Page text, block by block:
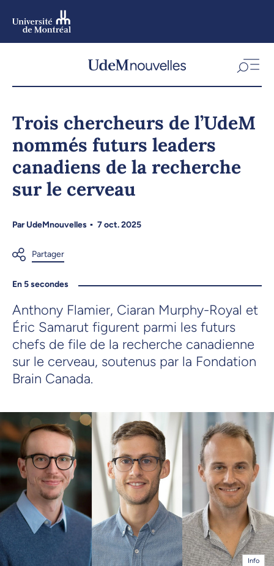
Trois chercheurs de l’UdeM
nommés futurs leaders
canadiens de la recherche
sur le cerveau
ParUdeMnouvelles 7 oct. 2025
En 5 secondes
Anthony Flamier, Ciaran Murphy-Royal et
Éric Samarut figurent parmi les futurs
chefs de file de la recherche canadienne
sur le cerveau, soutenus par la Fondation
Brain Canada.
Info